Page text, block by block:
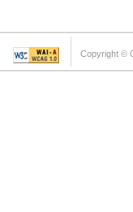
Copyright ©